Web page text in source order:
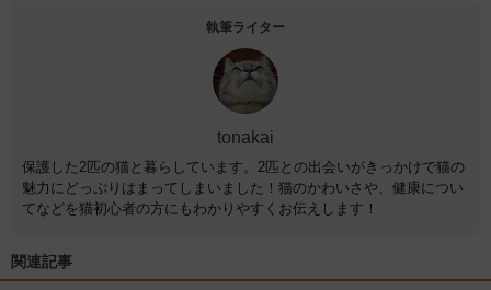
執筆ライター
tonakai
保護した2匹の猫と暮らしています。2匹との出会いがきっかけで猫の
魅力にどっぷりはまってしまいました！猫のかわいさや、健康につい
てなどを猫初心者の方にもわかりやすくお伝えします！
関連記事